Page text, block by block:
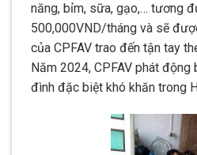
năng, bỉm, sữa, gạo,… tương
500,000VND/tháng và sẽ
của CPFAV trao đến tận tay
Năm 2024, CPFAV phát
đình đặc biệt khó khăn trong